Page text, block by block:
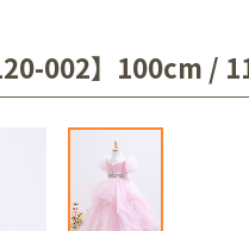
リーフォト 誕生日
002】100cm /